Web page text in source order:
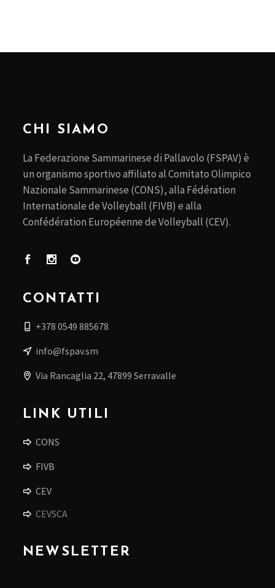
CHI SIAMO
La Federazione Sammarinese di Pallavolo (FSPAV) è
un organismo sportivo affiliato al Comitato Olimpico
Nazionale Sammarinese (CONS), alla Fédération
Internationale de Volleyball (FIVB) e alla
Confédération Européenne de Volleyball (CEV).
CONTATTI
+378 0549 885678
info@fspav.sm
Via Rancaglia 22, 47899 Serravalle
LINK UTILI
CONS
FIVB
CEV
CEVSCA
NEWSLETTER